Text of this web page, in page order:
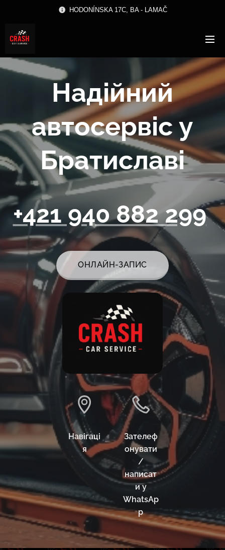
HODONÍNSKA 17C, BA - LAMAČ
Надійний
автосервіс у
Братиславі
+421 940 882 299
ОНЛАЙН-ЗАПИС
Навігаці
я
Зателеф
онувати
/
написат
и у
WhatsAp
p